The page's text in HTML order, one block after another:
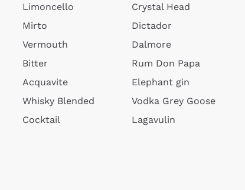
Limoncello
Mirto
Vermouth
Bitter
Acquavite
Whisky Blended
Cocktail
Crystal Head
Dictador
Dalmore
Rum Don Papa
Elephant gin
Vodka Grey Goose
Lagavulin